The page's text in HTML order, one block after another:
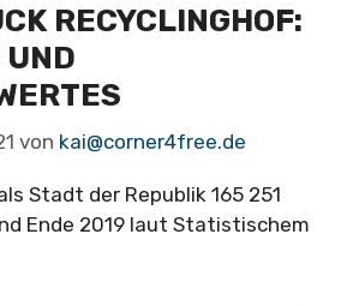
RECYCLINGHOF:
von kai@corner4free.de
Stadt der Republik 165 251
Ende 2019 laut Statistischem